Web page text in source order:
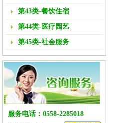
第43类-餐饮住宿
第44类-医疗园艺
第45类-社会服务
服务电话：0558-2285018